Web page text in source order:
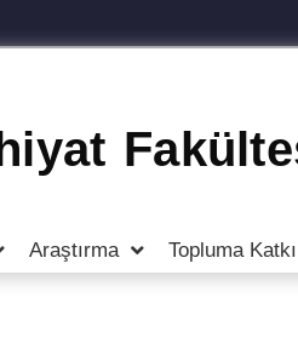
Araştırma Topluma Katkı